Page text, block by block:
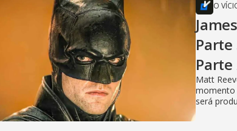
O
Parte
Matt
momento
será